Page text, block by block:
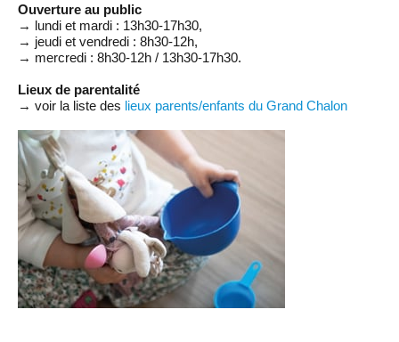
Ouverture au public
→ lundi et mardi : 13h30-17h30,
→ jeudi et vendredi : 8h30-12h,
→ mercredi : 8h30-12h / 13h30-17h30.
Lieux de parentalité
→ voir la liste des lieux parents/enfants du Grand Chalon